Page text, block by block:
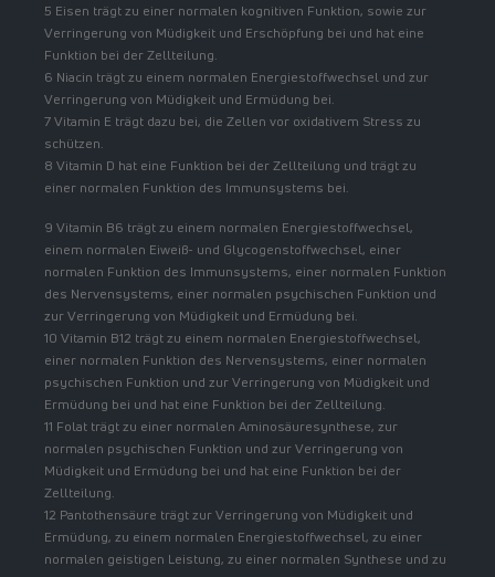
5 Eisen trägt zu einer normalen kognitiven Funktion, sowie zur
Verringerung von Müdigkeit und Erschöpfung bei und hat eine
Funktion bei der Zellteilung.
6 Niacin trägt zu einem normalen Energiestoffwechsel und zur
Verringerung von Müdigkeit und Ermüdung bei.
7 Vitamin E trägt dazu bei, die Zellen vor oxidativem Stress zu
schützen.
8 Vitamin D hat eine Funktion bei der Zellteilung und trägt zu
einer normalen Funktion des Immunsystems bei.
9 Vitamin B6 trägt zu einem normalen Energiestoffwechsel,
einem normalen Eiweiß- und Glycogenstoffwechsel, einer
normalen Funktion des Immunsystems, einer normalen Funktion
des Nervensystems, einer normalen psychischen Funktion und
zur Verringerung von Müdigkeit und Ermüdung bei.
10 Vitamin B12 trägt zu einem normalen Energiestoffwechsel,
einer normalen Funktion des Nervensystems, einer normalen
psychischen Funktion und zur Verringerung von Müdigkeit und
Ermüdung bei und hat eine Funktion bei der Zellteilung.
11 Folat trägt zu einer normalen Aminosäuresynthese, zur
normalen psychischen Funktion und zur Verringerung von
Müdigkeit und Ermüdung bei und hat eine Funktion bei der
Zellteilung.
12 Pantothensäure trägt zur Verringerung von Müdigkeit und
Ermüdung, zu einem normalen Energiestoffwechsel, zu einer
normalen geistigen Leistung, zu einer normalen Synthese und zu